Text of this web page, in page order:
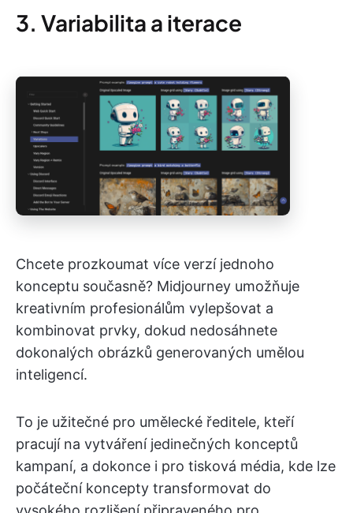
3. Variabilita a iterace
Chcete prozkoumat více verzí jednoho
konceptu současně? Midjourney umožňuje
kreativním profesionálům vylepšovat a
kombinovat prvky, dokud nedosáhnete
dokonalých obrázků generovaných umělou
inteligencí.
To je užitečné pro umělecké ředitele, kteří
pracují na vytváření jedinečných konceptů
kampaní, a dokonce i pro tisková média, kde lze
počáteční koncepty transformovat do